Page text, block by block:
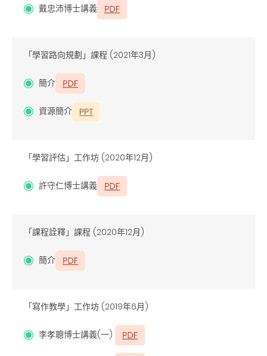
戴忠沛博士講義
「學習路向規劃」課程 (2021年3月)
簡介
資源簡介
「學習評估」工作坊 (2020年12月)
許守仁博士講義
「課程詮釋」課程 (2020年12月)
簡介
「寫作教學」工作坊 (2019年6月)
李孝聰博士講義(一)